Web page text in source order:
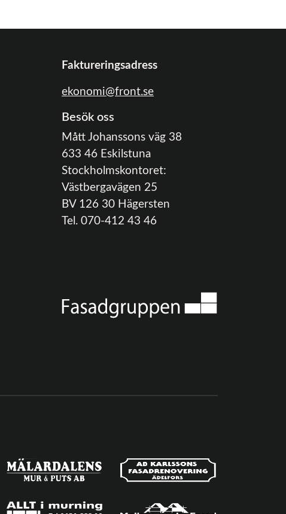
Faktureringsadress
ekonomi@front.se
Besök oss
Mått Johanssons väg 38
633 46 Eskilstuna
Stockholmskontoret:
Västbergavägen 25
BV 126 30 Hägersten
Tel. 070-412 43 46